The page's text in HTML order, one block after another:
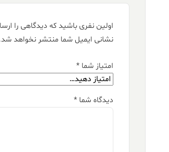
اولین نفری باشید که دیدگاهی را ارسال می کنید
نشانی ایمیل شما منتشر نخواهد
امتیاز شما *
دیدگاه شما *